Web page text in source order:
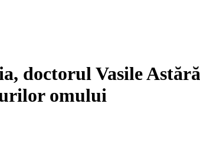
doctorul Vasile
omului